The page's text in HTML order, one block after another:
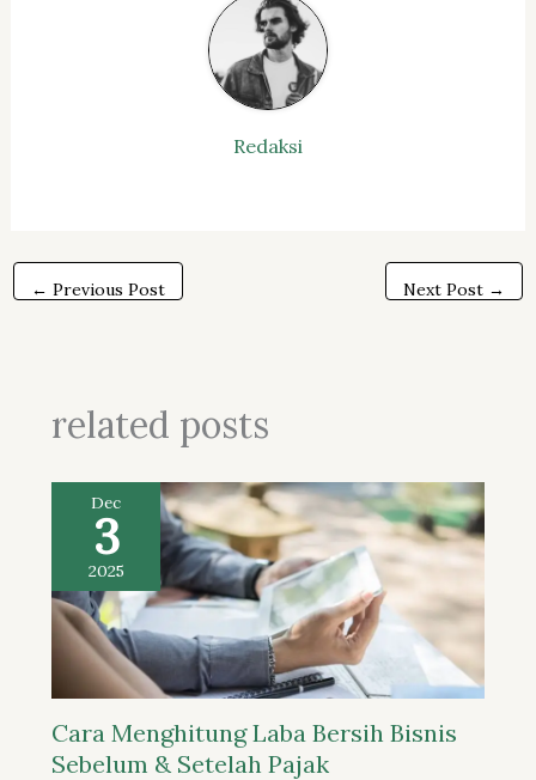
Redaksi
← Previous Post Next Post →
related posts
Dec
3
2025
Cara Menghitung Laba Bersih Bisnis
Sebelum & Setelah Pajak